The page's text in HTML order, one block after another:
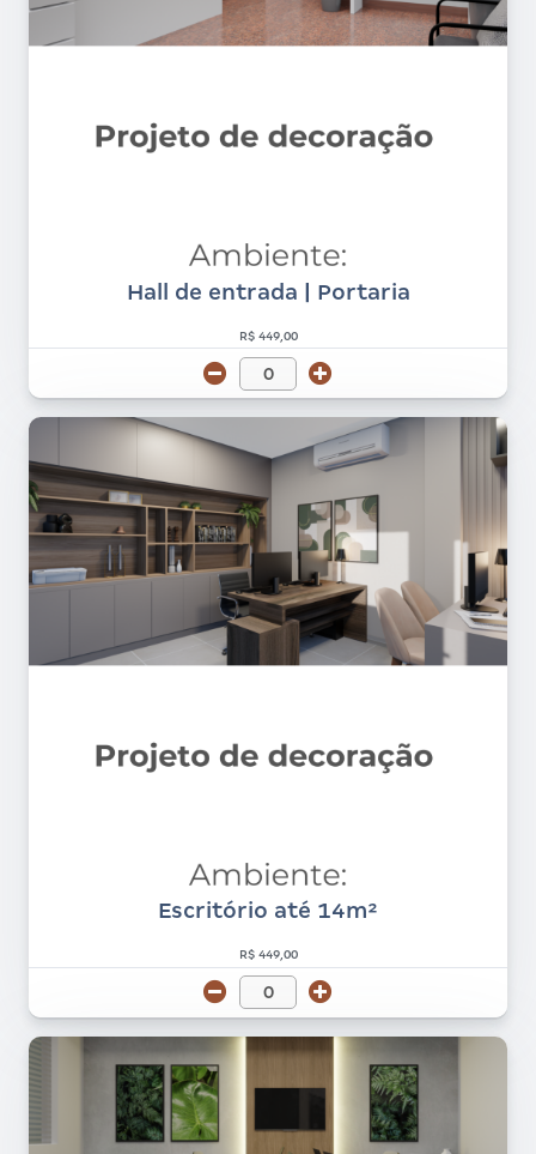
Hall de entrada | Portaria
R$ 449,00
Escritório até 14m²
R$ 449,00